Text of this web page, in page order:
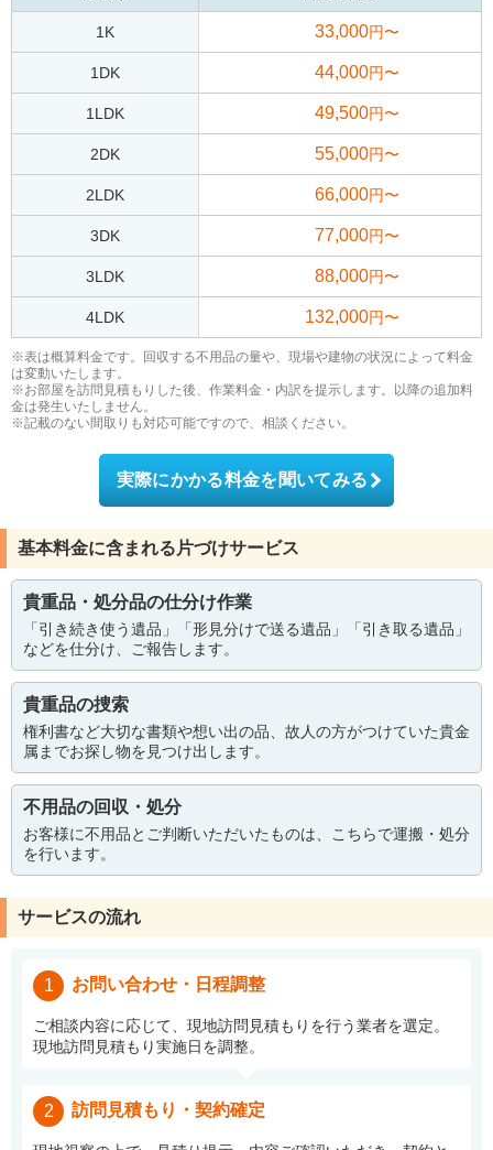
1K 33,000円〜
1DK 44,000円〜
1LDK 49,500円〜
2DK 55,000円〜
2LDK 66,000円〜
3DK 77,000円〜
3LDK 88,000円〜
4LDK 132,000円〜
※表は概算料金です。回収する不用品の量や、現場や建物の状況によって料金
は変動いたします。
※お部屋を訪問見積もりした後、作業料金・内訳を提示します。以降の追加料
金は発生いたしません。
※記載のない間取りも対応可能ですので、相談ください。
実際にかかる料金を聞いてみる
基本料金に含まれる片づけサービス
貴重品・処分品の仕分け作業
「引き続き使う遺品」「形見分けで送る遺品」「引き取る遺品」
などを仕分け、ご報告します。
貴重品の捜索
権利書など大切な書類や想い出の品、故人の方がつけていた貴金
属までお探し物を見つけ出します。
不用品の回収・処分
お客様に不用品とご判断いただいたものは、こちらで運搬・処分
を行います。
サービスの流れ
1 お問い合わせ・日程調整
ご相談内容に応じて、現地訪問見積もりを行う業者を選定。
現地訪問見積もり実施日を調整。
2 訪問見積もり・契約確定